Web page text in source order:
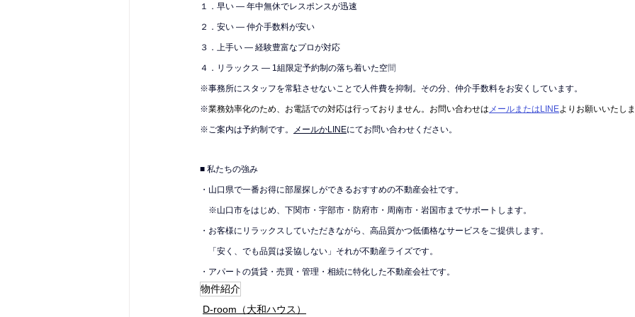
１．早い — 年中無休でレスポンスが迅速
２．安い — 仲介手数料が安い
３．上手い — 経験豊富なプロが対応
４．リラックス — 1組限定予約制の落ち着いた空間
※事務所にスタッフを常駐させないことで人件費を抑制。その分、仲介手数料をお安くしています。
※業務効率化のため、お電話での対応は行っておりません。お問い合わせは メールまたはLINEよりお願いいたし
※ご案内は予約制です。 メールかLINEにてお問い合わせください。
■ 私たちの強み
・山口県で一番お得に部屋探しができるおすすめの不動産会社です。
※山口市をはじめ、下関市・宇部市・防府市・周南市・岩国市までサポートします。
・お客様にリラックスしていただきながら、高品質かつ低価格なサービスをご提供します。
「安く、でも品質は妥協しない」それが不動産ライズです。
・アパートの賃貸・売買・管理・相続に特化した不動産会社です。
物件紹介
D-room（大和ハウス）